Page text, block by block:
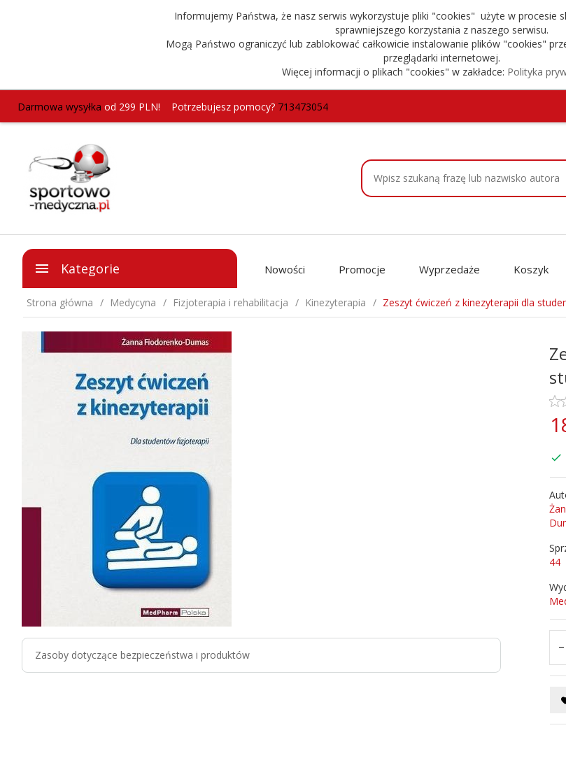
Informujemy Państwa, że nasz serwis wykorzystuje pliki "cookies" użyte w procesie
sprawniejszego korzystania z naszego serwisu.
Mogą Państwo ograniczyć lub zablokować całkowicie instalowanie plików "cookies"
przeglądarki internetowej.
Więcej informacji o plikach "cookies" w zakładce: Polityka
Darmowa wysyłka od 299 PLN! Potrzebujesz pomocy?713473054
Kategorie Nowości Promocje Wyprzedaże Koszyk
Strona główna Medycyna Fizjoterapia i rehabilitacja Kinezyterapia Zeszyt ćwiczeń z kinezyterapii dla
Zasoby dotyczące bezpieczeństwa i produktów
44